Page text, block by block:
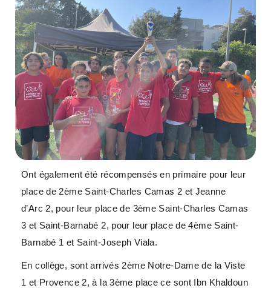
Ont également été récompensés en primaire pour leur
place de 2ème Saint-Charles Camas 2 et Jeanne
d’Arc 2, pour leur place de 3ème Saint-Charles Camas
3 et Saint-Barnabé 2, pour leur place de 4ème Saint-
Barnabé 1 et Saint-Joseph Viala.
En collège, sont arrivés 2ème Notre-Dame de la Viste
1 et Provence 2, à la 3ème place ce sont Ibn Khaldoun